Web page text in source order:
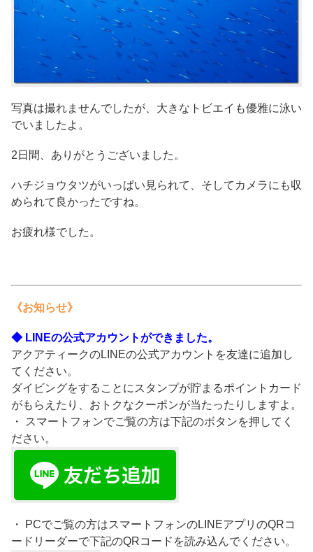
写真は撮れませんでしたが、大きなトビエイも優雅に泳い
でいましたよ。
2日間、ありがとうございました。
ハチジョウタツがいっぱい見られて、そしてカメラにも収
められて良かったですね。
お疲れ様でした。
《お知らせ》
◆ LINEの公式アカウントができました。
アクアティークのLINEの公式アカウントを友達に追加し
てください。
ダイビングをすることにスタンプが貯まるポイントカード
がもらえたり、おトクなクーポンが当たったりしますよ。
・ スマートフォンでご覧の方は下記のボタンを押してく
ださい。
・ PCでご覧の方はスマートフォンのLINEアプリのQRコ
ードリーダーで下記のQRコードを読み込んでください。